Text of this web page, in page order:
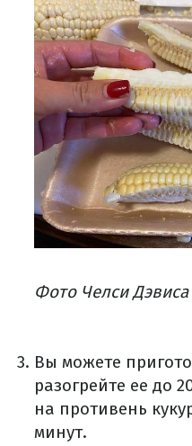
Фото Челси
Вы можете
разогрейте ее до
на противень
минут.